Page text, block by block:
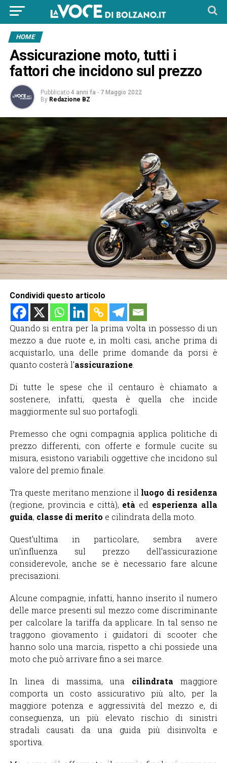
HOME
Assicurazione moto, tutti i
fattori che incidono sul prezzo
Pubblicato 4 anni fa - 7 Maggio 2022
By Redazione BZ
Condividi questo articolo
Quando si entra per la prima volta in possesso di un
mezzo a due ruote e, in molti casi, anche prima di
acquistarlo, una delle prime domande da porsi è
quanto costerà l’assicurazione.
Di tutte le spese che il centauro è chiamato a
sostenere, infatti, questa è quella che incide
maggiormente sul suo portafogli.
Premesso che ogni compagnia applica politiche di
prezzo differenti, con offerte e formule cucite su
misura, esistono variabili oggettive che incidono sul
valore del premio finale.
Tra queste meritano menzione il luogo di residenza
(regione, provincia e città), età ed esperienza alla
guida, classe di merito e cilindrata della moto.
Quest’ultima in particolare, sembra avere
un’influenza sul prezzo dell’assicurazione
considerevole, anche se è necessario fare alcune
precisazioni.
Alcune compagnie, infatti, hanno inserito il numero
delle marce presenti sul mezzo come discriminante
per calcolare la tariffa da applicare. In tal senso ne
traggono giovamento i guidatori di scooter che
hanno solo una marcia, rispetto a chi possiede una
moto che può arrivare fino a sei marce.
In linea di massima, una cilindrata maggiore
comporta un costo assicurativo più alto, per la
maggiore potenza e aggressività del mezzo e, di
conseguenza, un più elevato rischio di sinistri
stradali causati da una guida più disinvolta e
sportiva.